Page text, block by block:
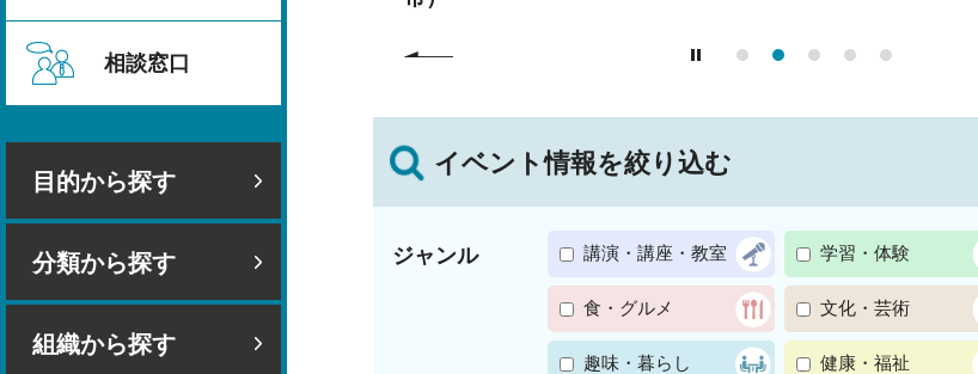
相談窓口
目的から探す
分類から探す
組織から探す
イベント情報を絞り込む
ジャンル 講演・講座・教室 学習・体験
食・グルメ 文化・芸術
趣味・暮らし 健康・福祉